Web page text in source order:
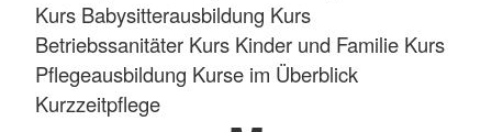
Kurs Babysitterausbildung Kurs
Betriebssanitäter Kurs Kinder und Familie Kurs
Pflegeausbildung Kurse im Überblick
Kurzzeitpflege